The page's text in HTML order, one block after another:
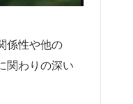
係性や他の
関わりの深い